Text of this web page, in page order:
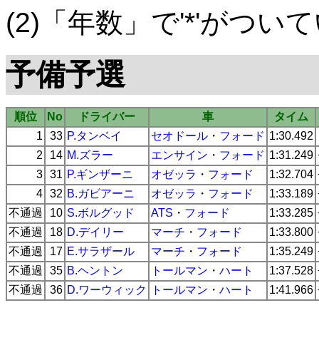
(2)「年数」で'*'がつい
予備予選
順位 No ドライバー 車
タイム
1
33 P.タンベイ セオドール ・ フォード 1:30.492
2
14 M.ズラー エンサイン ・ フォード 1:31.249
3 31 P.ギンザーニ オゼッラ ・ フォード 1:32.704
4 32 B.ガビアーニ オゼッラ ・ フォード 1:33.189
不通過
10 S.ボルグッド ATS ・ フォード 1:33.285
不通過
18 D.デイリー マーチ ・ フォード 1:33.800
不通過
17 E.サラザール マーチ ・ フォード 1:35.249
不通過
35 B.ヘントン トールマン ・ ハート 1:37.528
不通過
36 D.ワーウィック トールマン ・ ハート 1:41.966